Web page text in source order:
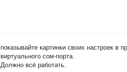
показывайте картинки своих настроек в
виртуального сом-порта.
Должно всё работать.